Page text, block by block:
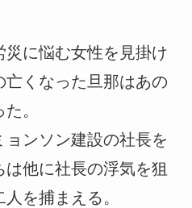
に悩む女性を見掛け
くなった旦那はあの
。
ンソン建設の社長を
他に社長の浮気を狙
を捕まえる。